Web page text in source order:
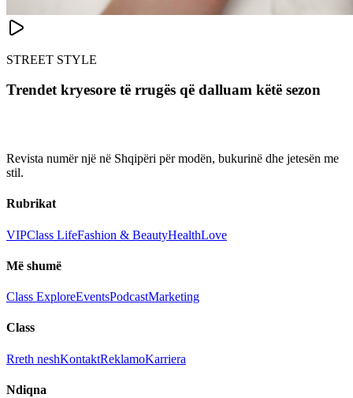
STREET STYLE
Trendet kryesore të rrugës që dalluam këtë sezon
Revista numër një në Shqipëri për modën, bukurinë dhe jetesën me
stil.
Rubrikat
VIPClass LifeFashion & BeautyHealthLove
Më shumë
Class ExploreEventsPodcastMarketing
Class
Rreth neshKontaktReklamoKarriera
Ndiqna